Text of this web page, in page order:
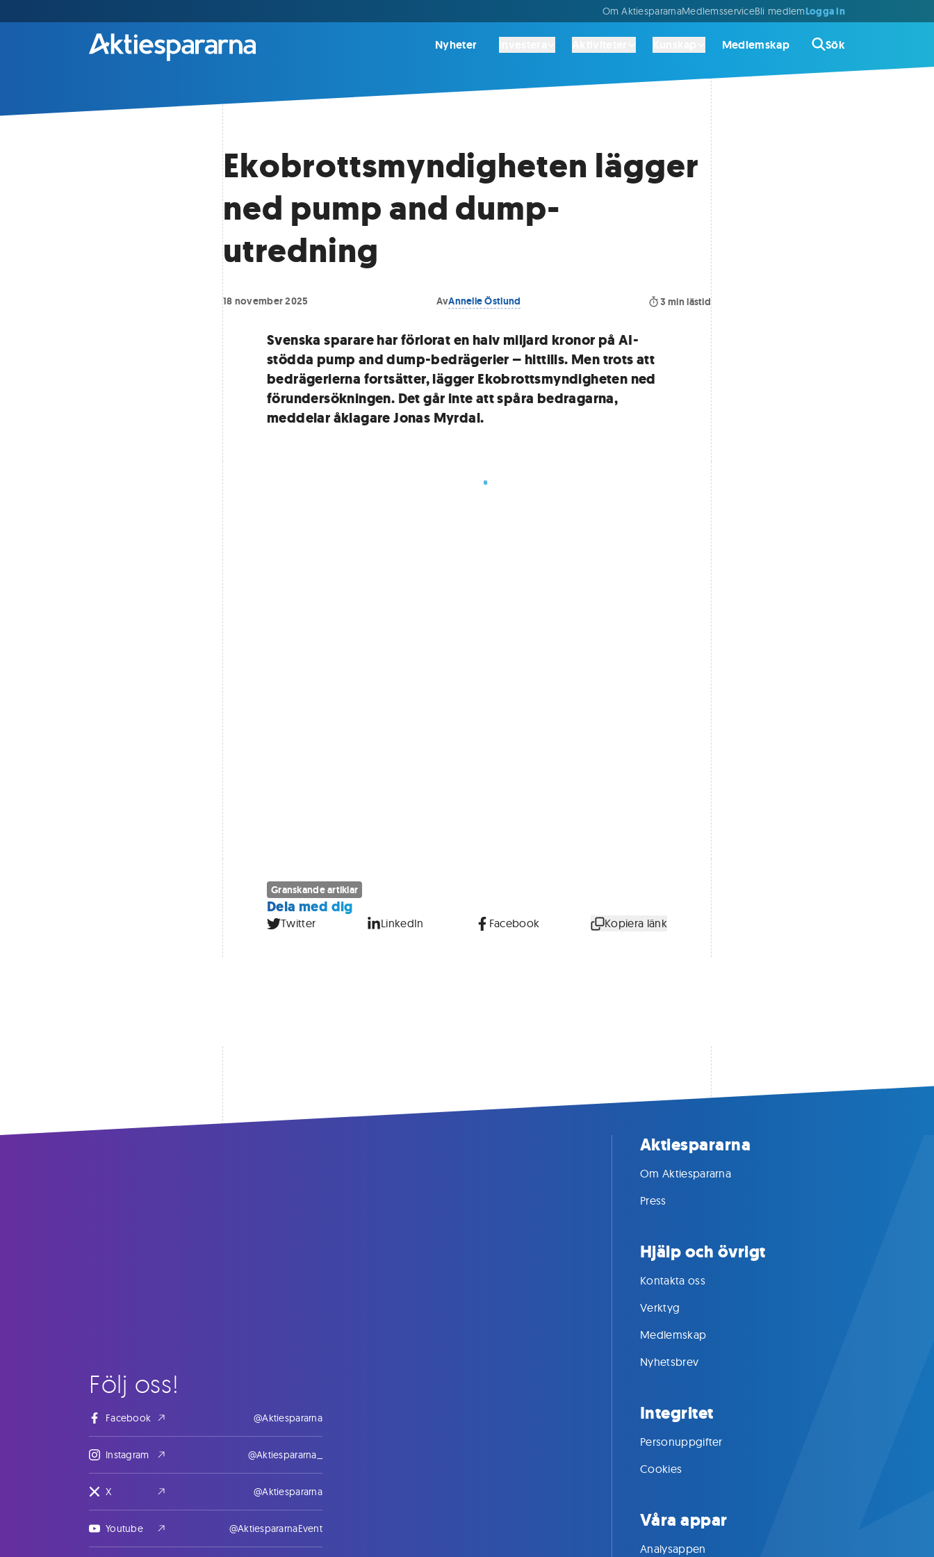
Om AktiespararnaMedlemsserviceBli medlemLogga in
Nyheter Medlemskap Sök
Ekobrottsmyndigheten lägger
ned pump and dump-
utredning
18 november 2025 AvAnnelie Östlund 3 min lästid
Svenska sparare har förlorat en halv miljard kronor på AI-
stödda pump and dump-bedrägerier – hittills. Men trots att
bedrägerierna fortsätter, lägger Ekobrottsmyndigheten ned
förundersökningen. Det går inte att spåra bedragarna,
meddelar åklagare Jonas Myrdal.
Granskande artiklar
Dela med dig
Twitter LinkedIn Facebook Kopiera länk
Följ oss!
Facebook @Aktiespararna
Instagram @Aktiespararna_
X @Aktiespararna
Youtube @AktiespararnaEvent
Aktiespararna
Om Aktiespararna
Press
Hjälp och övrigt
Kontakta oss
Verktyg
Medlemskap
Nyhetsbrev
Integritet
Personuppgifter
Cookies
Våra appar
Analysappen